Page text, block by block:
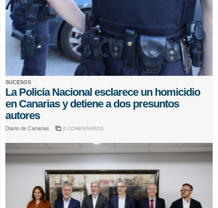
SUCESOS
La Policía Nacional esclarece un homicidio
en Canarias y detiene a dos presuntos
autores
Diario de Canarias 0 COMENTARIOS